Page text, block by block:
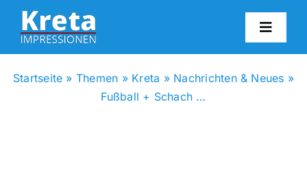
Zum
Inhalt
springen
Startseite » Themen » Kreta » Nachrichten & Neues »
Fußball + Schach …